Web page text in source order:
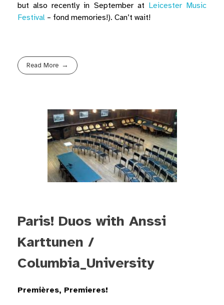
but also recently in September at Leicester Music
Festival – fond memories!). Can’t wait!
Read More
Paris! Duos with Anssi
Karttunen /
Columbia_University
Premières, Premieres!